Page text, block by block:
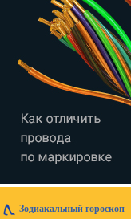
Зодиакальный гороскоп